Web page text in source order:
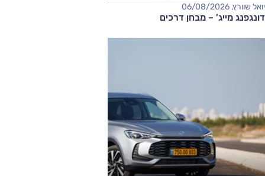
יואל שוורץ, 06/08/2026
דונגפנג מייג' – מבחן דרכים